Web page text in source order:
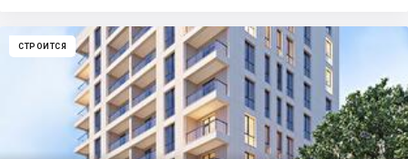
СТРОИТСЯ